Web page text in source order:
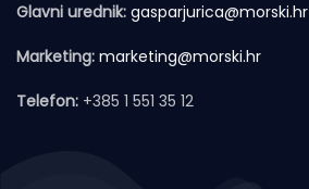
Glavni urednik: gasparjurica@morski.hr
Marketing: marketing@morski.hr
Telefon: +385 1 551 35 12